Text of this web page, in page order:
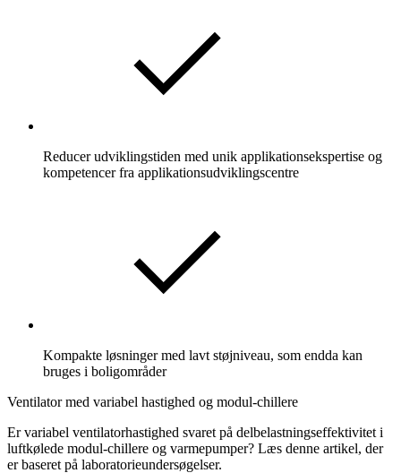
Reducer udviklingstiden med unik applikationsekspertise og
kompetencer fra applikationsudviklingscentre
Kompakte løsninger med lavt støjniveau, som endda kan
bruges i boligområder
Ventilator med variabel hastighed og modul-chillere
Er variabel ventilatorhastighed svaret på delbelastningseffektivitet i
luftkølede modul-chillere og varmepumper? Læs denne artikel, der
er baseret på laboratorieundersøgelser.